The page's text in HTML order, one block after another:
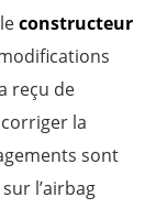
constructeur
reçu de
la
sont
l’airbag